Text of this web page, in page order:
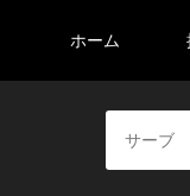
ホーム